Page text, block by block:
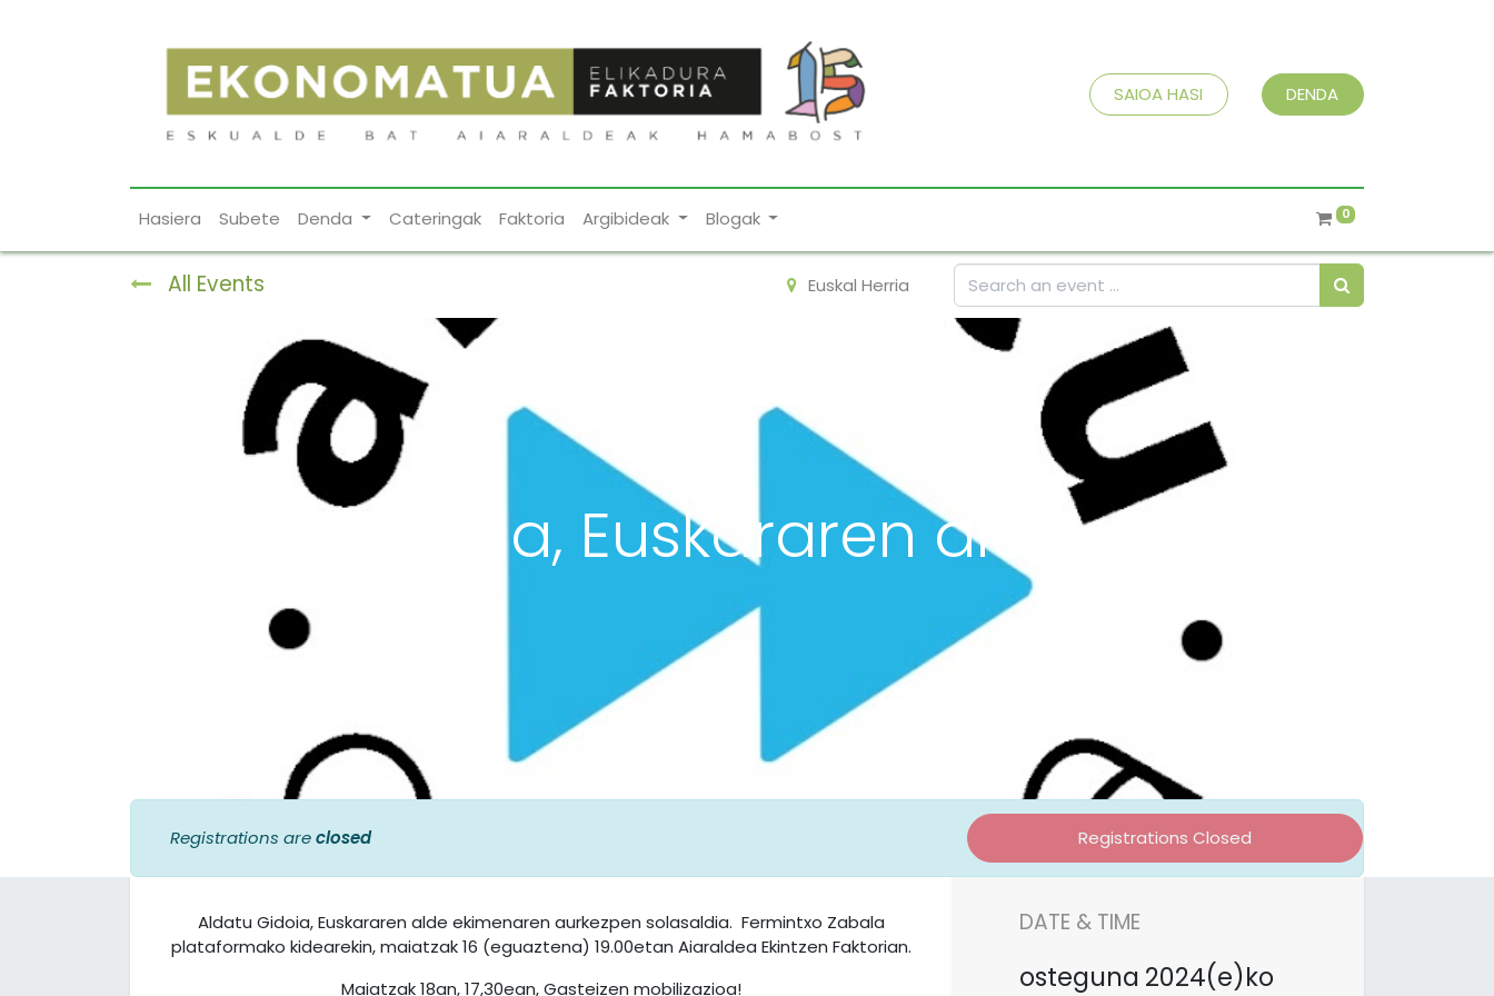
SAIOA HASI DENDA
Hasiera Subete Denda Cateringak Faktoria Argibideak Blogak 0
All Events Euskal Herria
Aldatu Gidoia, Euskararen alde
Registrations areclosed Registrations Closed
Aldatu Gidoia, Euskararen alde ekimenaren aurkezpen solasaldia. Fermintxo Zabala
plataformako kidearekin, maiatzak 16 (eguaztena) 19.00etan Aiaraldea Ekintzen Faktorian.
Maiatzak 18an, 17,30ean, Gasteizen mobilizazioa!
DATE & TIME
osteguna 2024(e)ko